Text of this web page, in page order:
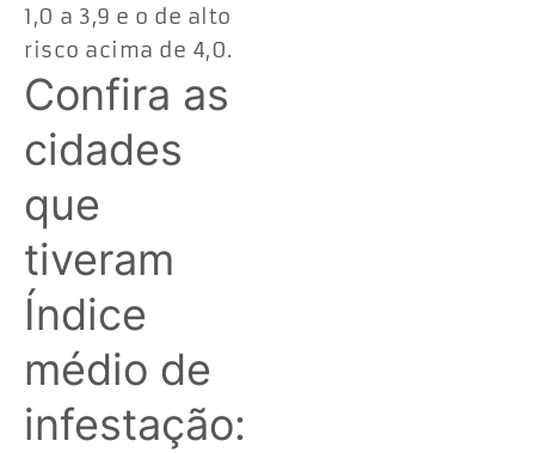
1,0 a 3,9 e o de alto
risco acima de 4,0.
Confira as
cidades
que
tiveram
Índice
médio de
infestação: